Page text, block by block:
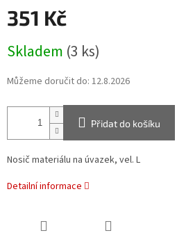
351 Kč
cena:
Skladem (3 ks)
Můžeme doručit do: 12.8.2026
Přidat do košíku
Nosič materiálu na úvazek, vel. L
Detailní informace